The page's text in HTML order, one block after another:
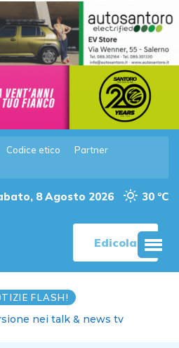
Codice etico
Partner
8 Agosto 2026 30 °C
Edicola
FLASH!
nei talk & news tv